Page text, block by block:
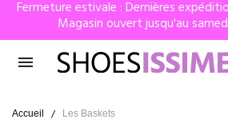
Fermeture estivale : Dernières
Magasin ouvert jusqu'au

Accueil Les Baskets